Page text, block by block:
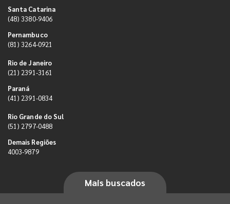
Santa Catarina
(48) 3380-9406
Pernambuco
(81) 3264-0921
Rio de Janeiro
(21) 2391-3161
Paraná
(41) 2391-0834
Rio Grande do Sul
(51) 2797-0488
Demais Regiões
4003-9879
Mais buscados